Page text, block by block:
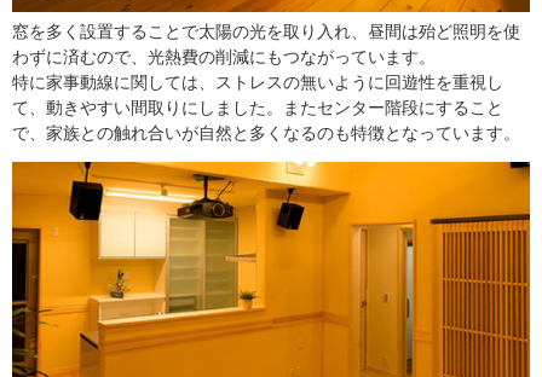
窓を多く設置することで太陽の光を取り入れ、昼間は殆ど照明を使
わずに済むので、光熱費の削減にもつながっています。
特に家事動線に関しては、ストレスの無いように回遊性を重視し
て、動きやすい間取りにしました。またセンター階段にすること
で、家族との触れ合いが自然と多くなるのも特徴となっています。